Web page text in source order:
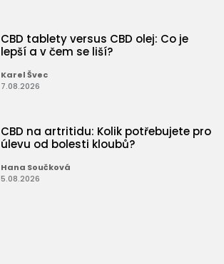
CBD tablety versus CBD olej: Co je
lepší a v čem se liší?
Karel Švec
7.08.2026
CBD na artritidu: Kolik potřebujete pro
úlevu od bolesti kloubů?
Hana Součková
5.08.2026